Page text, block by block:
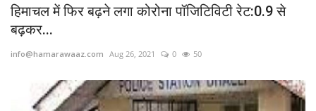
हिमाचल में फिर बढ़ने लगा कोरोना पॉजिटिविटी रेट:0.9 से
बढ़कर...
info@hamarawaaz.com Aug 26, 2021 0 50